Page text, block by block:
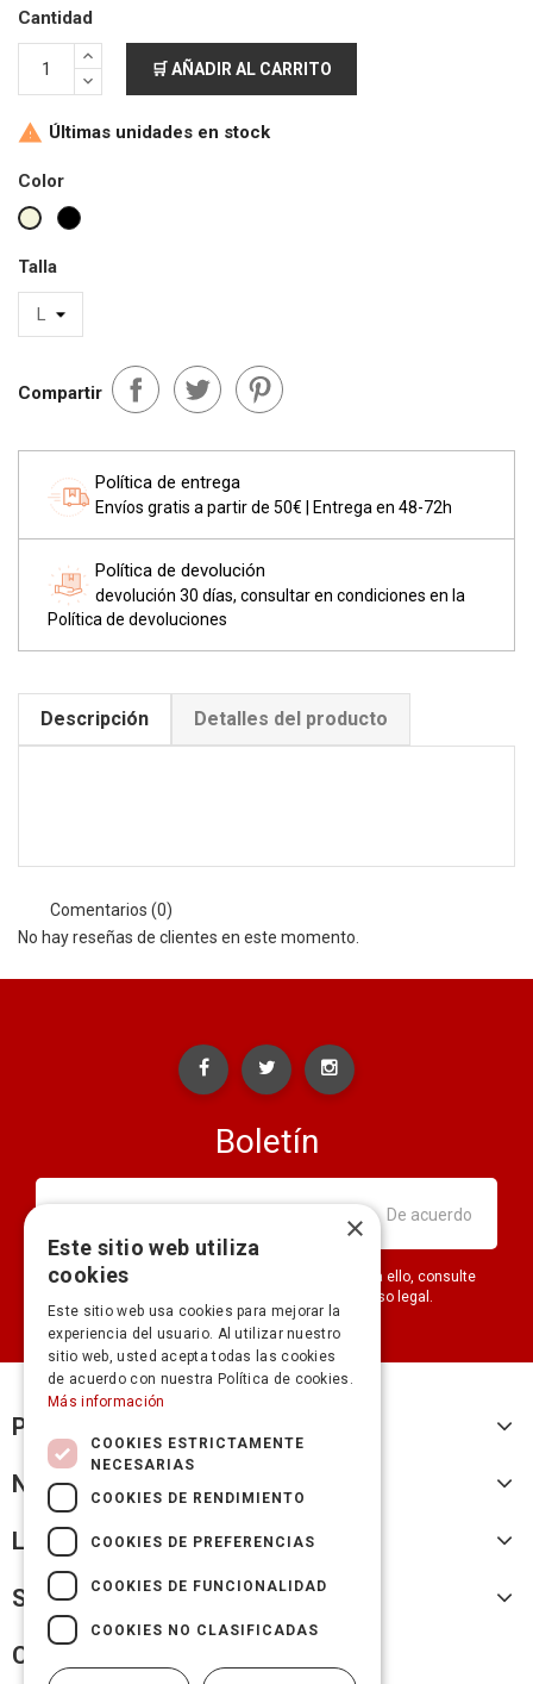
Cantidad
🛒 AÑADIR AL CARRITO
 Últimas unidades en stock
Color
BeigeNegro
Talla
Compartir
Política de entrega
Envíos gratis a partir de 50€ | Entrega en 48-72h
Política de devolución
devolución 30 días, consultar en condiciones en la
Política de devoluciones
Descripción Detalles del producto
Comentarios (0)
No hay reseñas de clientes en este momento.
Boletín
Puede darse de baja en cualquier momento. Para ello, consulte
nuestra información de contacto en el aviso legal.
Productos
Nuestra empresa
Legal
Su cuenta
Cicles Fransi
×
Este sitio web utiliza
cookies
Este sitio web usa cookies para mejorar la
experiencia del usuario. Al utilizar nuestro
sitio web, usted acepta todas las cookies
de acuerdo con nuestra Política de cookies.
Más información
COOKIES ESTRICTAMENTE
NECESARIAS
COOKIES DE RENDIMIENTO
COOKIES DE PREFERENCIAS
COOKIES DE FUNCIONALIDAD
COOKIES NO CLASIFICADAS